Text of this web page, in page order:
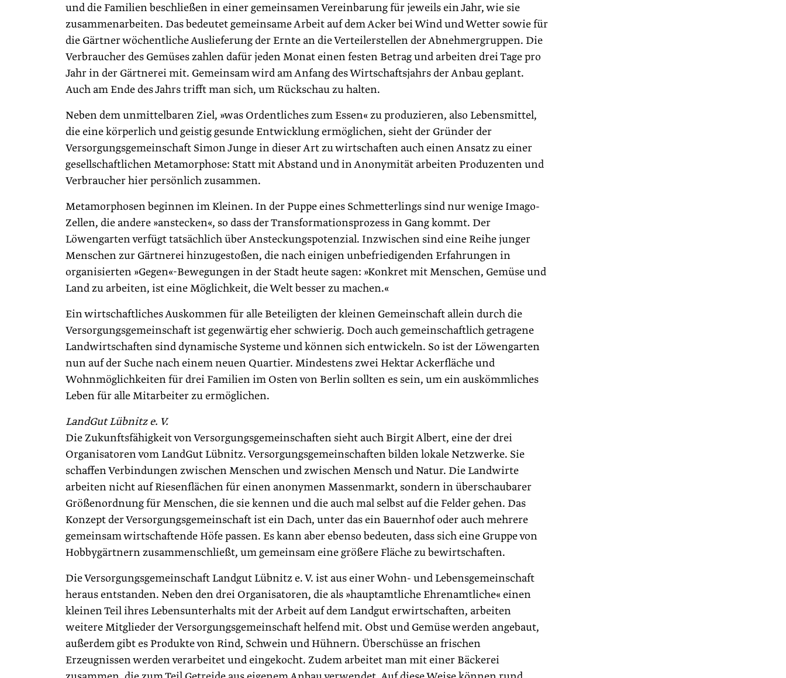
und die Familien beschließen in einer gemeinsamen Vereinbarung für jeweils ein Jahr, wie sie
zusammenarbeiten. Das bedeutet gemeinsame Arbeit auf dem Acker bei Wind und Wetter sowie für
die Gärtner wöchentliche Auslieferung der Ernte an die Verteilerstellen der Abnehmergruppen. Die
Verbraucher des Gemüses zahlen dafür jeden Monat einen festen Betrag und arbeiten drei Tage pro
Jahr in der Gärtnerei mit. Gemeinsam wird am Anfang des Wirtschaftsjahrs der Anbau geplant.
Auch am Ende des Jahrs trifft man sich, um Rückschau zu halten.
Neben dem unmittelbaren Ziel, »was Ordentliches zum Essen« zu produzieren, also Lebensmittel,
die eine körperlich und geistig gesunde Entwicklung ermöglichen, sieht der Gründer der
Versorgungsgemeinschaft Simon Junge in dieser Art zu wirtschaften auch einen Ansatz zu einer
gesellschaftlichen Metamorphose: Statt mit Abstand und in Anonymität arbeiten Produzenten und
Verbraucher hier persönlich zusammen.
Metamorphosen beginnen im Kleinen. In der Puppe eines Schmetterlings sind nur wenige Imago-
Zellen, die andere »anstecken«, so dass der Transformationsprozess in Gang kommt. Der
Löwengarten verfügt tatsächlich über Ansteckungspotenzial. Inzwischen sind eine Reihe junger
Menschen zur Gärtnerei hinzugestoßen, die nach einigen unbefriedigenden Erfahrungen in
organisierten »Gegen«-Bewegungen in der Stadt heute sagen: »Konkret mit Menschen, Gemüse und
Land zu arbeiten, ist eine Möglichkeit, die Welt besser zu machen.«
Ein wirtschaftliches Auskommen für alle Beteiligten der kleinen Gemeinschaft allein durch die
Versorgungsgemeinschaft ist gegenwärtig eher schwierig. Doch auch gemeinschaftlich getragene
Landwirtschaften sind dynamische Systeme und können sich entwickeln. So ist der Löwengarten
nun auf der Suche nach einem neuen Quartier. Mindestens zwei Hektar Ackerfläche und
Wohnmöglichkeiten für drei Familien im Osten von Berlin sollten es sein, um ein auskömmliches
Leben für alle Mitarbeiter zu ermöglichen.
LandGut Lübnitz e. V.
Die Zukunftsfähigkeit von Versorgungsgemeinschaften sieht auch Birgit Albert, eine der drei
Organisatoren vom LandGut Lübnitz. Versorgungsgemeinschaften bilden lokale Netzwerke. Sie
schaffen Verbindungen zwischen Menschen und zwischen Mensch und Natur. Die Landwirte
arbeiten nicht auf Riesenflächen für einen anonymen Massenmarkt, sondern in überschaubarer
Größenordnung für Menschen, die sie kennen und die auch mal selbst auf die Felder gehen. Das
Konzept der Versorgungsgemeinschaft ist ein Dach, unter das ein Bauernhof oder auch mehrere
gemeinsam wirtschaftende Höfe passen. Es kann aber ebenso bedeuten, dass sich eine Gruppe von
Hobbygärtnern zusammenschließt, um gemeinsam eine größere Fläche zu bewirtschaften.
Die Versorgungsgemeinschaft Landgut Lübnitz e. V. ist aus einer Wohn- und Lebensgemeinschaft
heraus entstanden. Neben den drei Organisatoren, die als »hauptamtliche Ehrenamtliche« einen
kleinen Teil ihres Lebensunterhalts mit der Arbeit auf dem Landgut erwirtschaften, arbeiten
weitere Mitglieder der Versorgungsgemeinschaft helfend mit. Obst und Gemüse werden angebaut,
außerdem gibt es Produkte von Rind, Schwein und Hühnern. Überschüsse an frischen
Erzeugnissen werden verarbeitet und eingekocht. Zudem arbeitet man mit einer Bäckerei